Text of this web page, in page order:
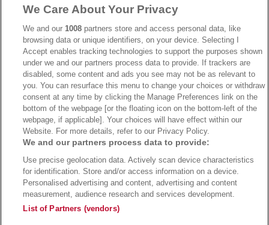
→AdmiralBet Bonus →AdmiralBet besuchen
→Bwin Bonus →Bwin besuchen
Alle Anbieter auf dieser Webseite sind offiziell in Deutschland
We Care About Your Privacy
We and our1008 partners store and access personal data, like
browsing data or unique identifiers, on your device. Selecting I
Accept enables tracking technologies to support the purposes shown
under we and our partners process data to provide. If trackers are
disabled, some content and ads you see may not be as relevant to
you. You can resurface this menu to change your choices or withdraw
consent at any time by clicking the Manage Preferences link on the
bottom of the webpage [or the floating icon on the bottom-left of the
webpage, if applicable]. Your choices will have effect within our
Website. For more details, refer to our Privacy Policy.
We and our partners process data to provide:
Use precise geolocation data. Actively scan device characteristics
for identification. Store and/or access information on a device.
Personalised advertising and content, advertising and content
measurement, audience research and services development.
List of Partners (vendors)